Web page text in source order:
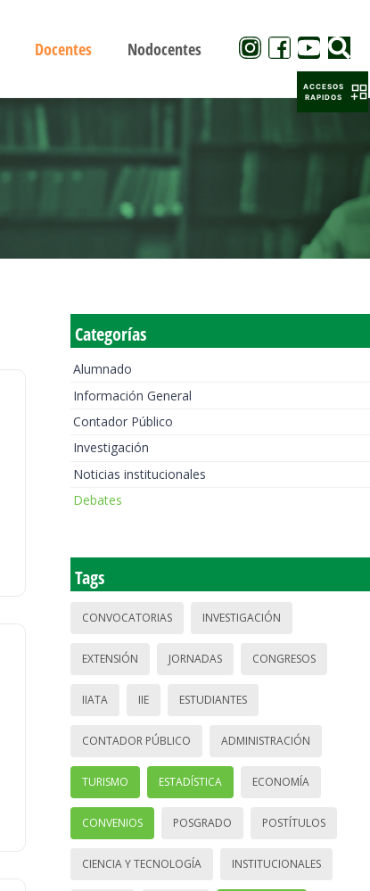
Docentes Nodocentes
Categorías
Alumnado
Información General
Contador Público
Investigación
Noticias institucionales
Debates
Tags
CONVOCATORIAS INVESTIGACIÓN
EXTENSIÓN JORNADAS CONGRESOS
IIATA IIE ESTUDIANTES
CONTADOR PÚBLICO ADMINISTRACIÓN
TURISMO ESTADÍSTICA ECONOMÍA
CONVENIOS POSGRADO POSTÍTULOS
CIENCIA Y TECNOLOGÍA INSTITUCIONALES
ACCESOS
RAPIDOS